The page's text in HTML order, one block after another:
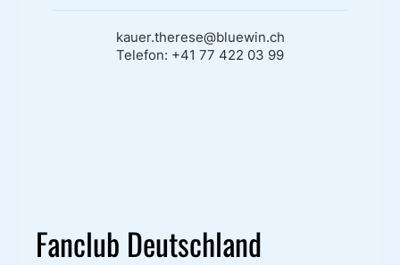
kauer.therese@bluewin.ch
Telefon: +41 77 422 03 99
Fanclub Deutschland